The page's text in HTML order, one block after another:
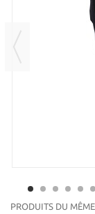
PRODUITS DU